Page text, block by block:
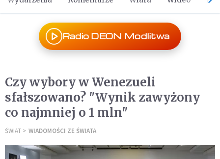
Radio DEON Modlitwa
Czy wybory w Wenezueli
sfałszowano? "Wynik zawyżony
co najmniej o 1 mln"
ŚWIAT WIADOMOŚCI ZE ŚWIATA